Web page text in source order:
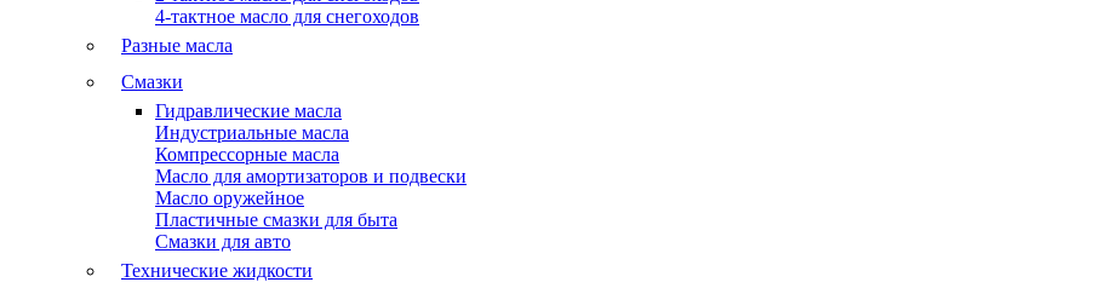
4-тактное масло для снегоходов
Разные масла
Смазки
Гидравлические масла
Индустриальные масла
Компрессорные масла
Масло для амортизаторов и подвески
Масло оружейное
Пластичные смазки для быта
Смазки для авто
Технические жидкости